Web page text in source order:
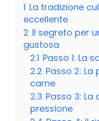
1 La tradizione
eccellente
2 Il segreto per
gustosa
2.1 Passo 1: La
2.2 Passo 2:
carne
2.3 Passo 3:
pressione